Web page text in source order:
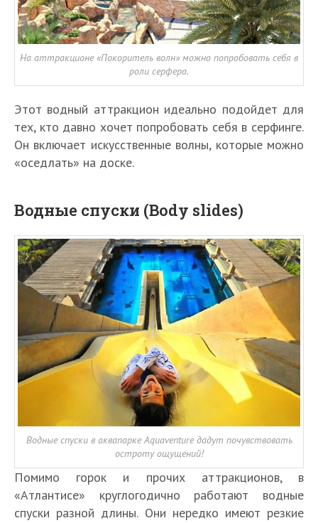
На аттракционе «Покоритель волн» можно попробовать себя в
роли серфера.
Этот водный аттракцион идеально подойдет для
тех, кто давно хочет попробовать себя в серфинге.
Он включает искусственные волны, которые можно
«оседлать» на доске.
Водные спуски (Body slides)
Водные спуски в аквапарке Aquaventure дадут почувствовать
остроту ощущений!
Помимо горок и прочих аттракционов, в
«Атлантисе» круглогодично работают водные
спуски разной длины. Они нередко имеют резкие